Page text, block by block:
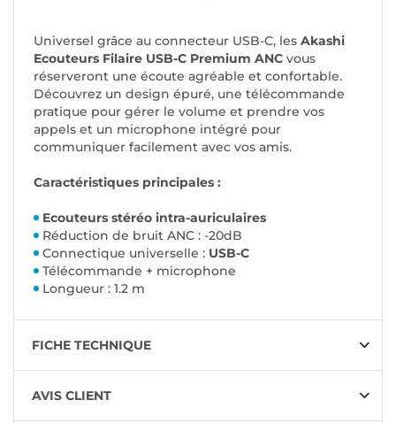
Universel grâce au connecteur USB-C, les Akashi
Ecouteurs Filaire USB-C Premium ANC vous
réserveront une écoute agréable et confortable.
Découvrez un design épuré, une télécommande
pratique pour gérer le volume et prendre vos
appels et un microphone intégré pour
communiquer facilement avec vos amis.
Caractéristiques principales :
Ecouteurs stéréo intra-auriculaires
Réduction de bruit ANC : -20dB
Connectique universelle : USB-C
Télécommande + microphone
Longueur : 1.2 m
FICHE TECHNIQUE
AVIS CLIENT